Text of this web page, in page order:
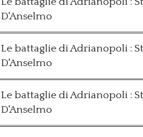
D'Anselmo
Le battaglie di Adrianopoli :
D'Anselmo
Le battaglie di Adrianopoli :
D'Anselmo